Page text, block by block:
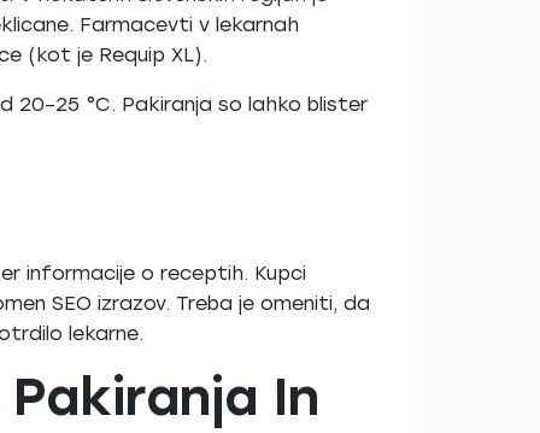
Farmacevti v lekarnah
(kot je Requip XL).
20–25 °C. Pakiranja so lahko blister
informacije o receptih. Kupci
SEO izrazov. Treba je omeniti, da
lekarne.
In